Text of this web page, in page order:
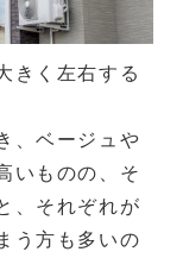
きく左右する
、ベージュや
いものの、そ
、それぞれが
う方も多いの